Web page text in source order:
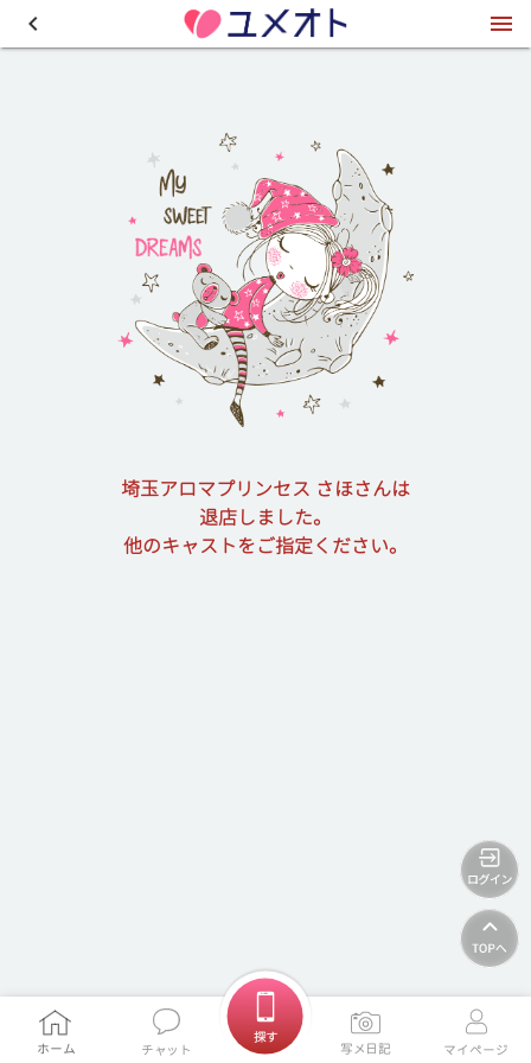
埼玉アロマプリンセス さほさんは
退店しました。
他のキャストをご指定ください。
ホームに戻る
ホーム チャット
探す
写メ日記 マイページ